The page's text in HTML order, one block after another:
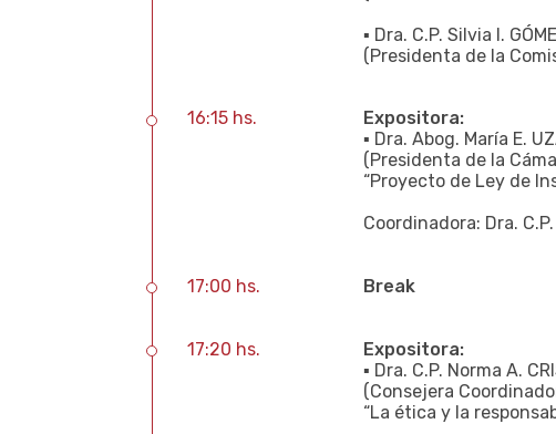
▪ Dra. C.P. Silvia I.
(Presidenta de la
16:15 hs.
Expositora:
▪ Dra. Abog. María E.
(Presidenta de la
“Proyecto de Ley de
Coordinadora: Dra.
17:00 hs. Break
17:20 hs.
Expositora:
▪ Dra. C.P. Norma A.
(Consejera
“La ética y la